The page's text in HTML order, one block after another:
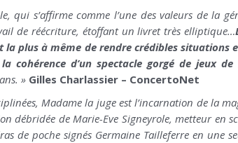
qui s’affirme comme l’une des valeurs de la
de réécriture, étoffant un livret très elliptique…
plus à même de rendre crédibles
cohérence d’un spectacle gorgé de jeux de
» Gilles Charlassier – ConcertoNet
Madame la juge est l’incarnation de la
débridée de Marie-Eve Signeyrole, metteur en
de poche signés Germaine Tailleferre en une